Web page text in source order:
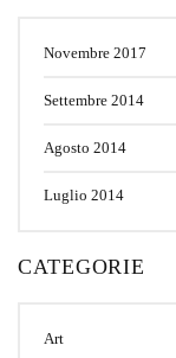
Novembre 2017
Settembre 2014
Agosto 2014
Luglio 2014
CATEGORIE
Art